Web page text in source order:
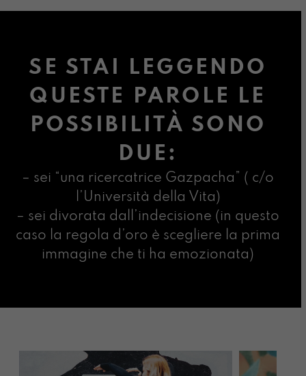
SE STAI LEGGENDO
QUESTE PAROLE LE
POSSIBILITÀ SONO
DUE:
– sei “una ricercatrice Gazpacha” ( c/o
l’Università della Vita)
– sei divorata dall’indecisione (in questo
caso la regola d’oro è scegliere la prima
immagine che ti ha emozionata)